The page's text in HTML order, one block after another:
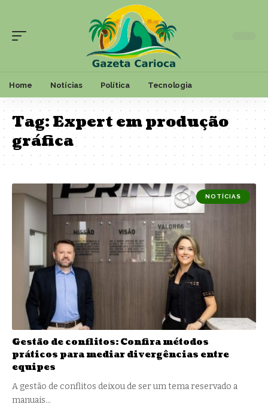
Home Notícias Política Tecnologia
Tag:Expert em produção
gráfica
NOTÍCIAS
Gestão de conflitos: Confira métodos
práticos para mediar divergências entre
equipes
A gestão de conflitos deixou de ser um tema reservado a
manuais…